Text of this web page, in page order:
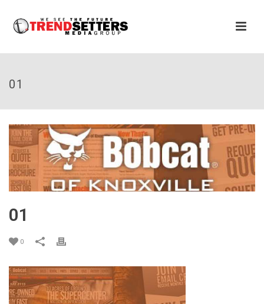
01
01
0